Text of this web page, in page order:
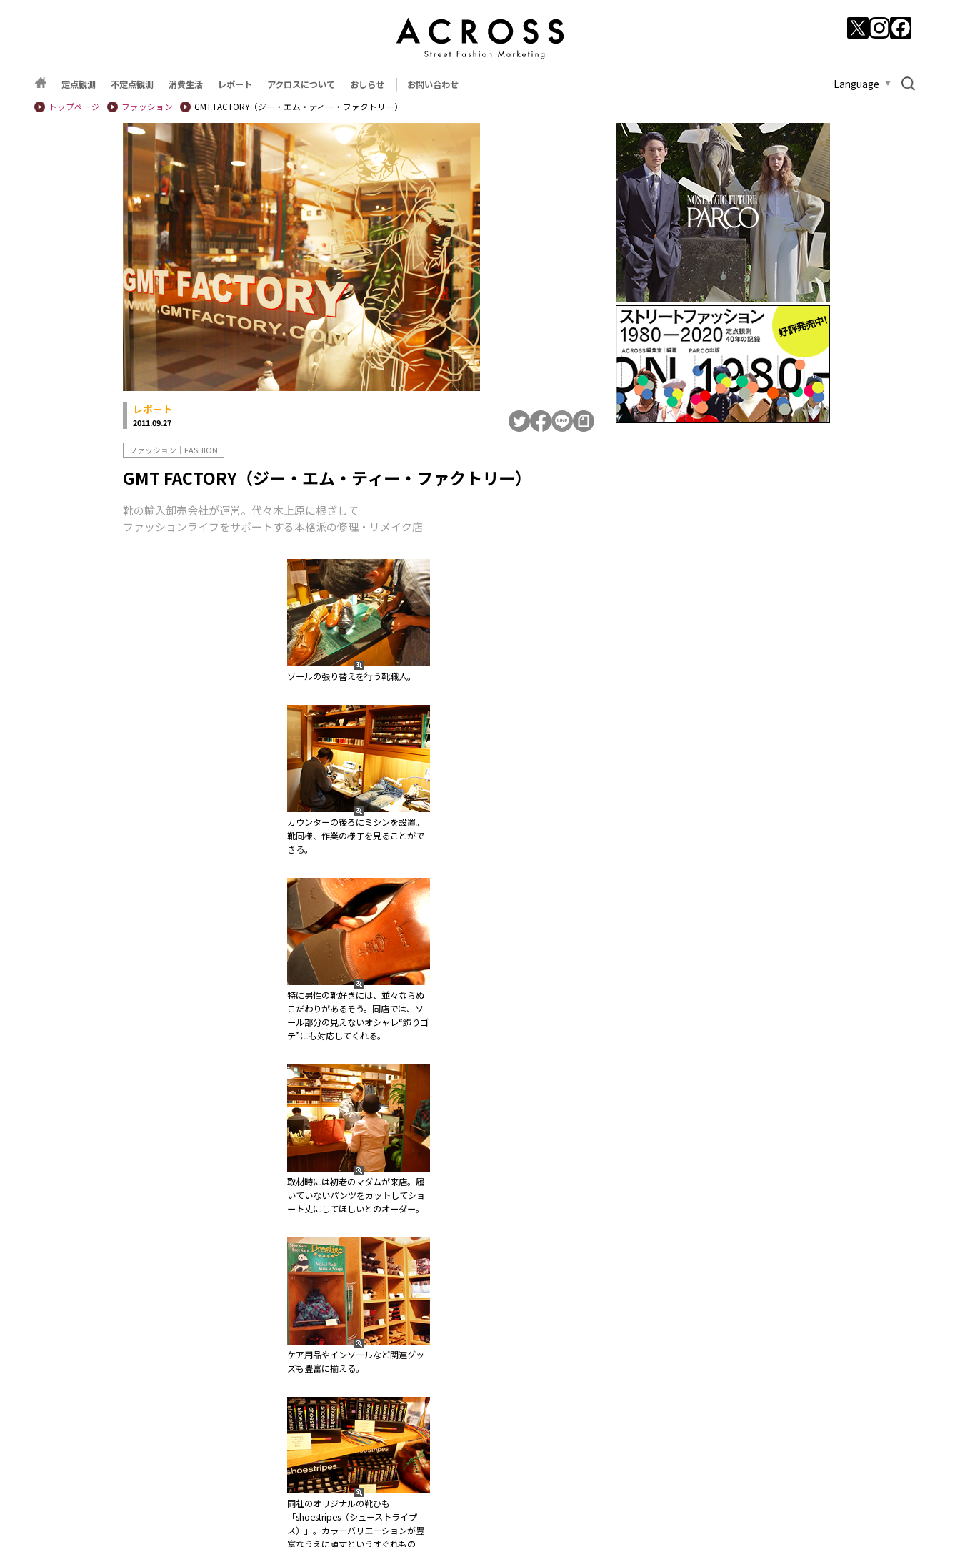
定点観測 不定点観測 消費生活 レポート アクロスについて おしらせ お問い合わせ Language
トップページ ファッション GMT FACTORY（ジー・エム・ティー・ファクトリー）
レポート
2011.09.27
ファッション｜FASHION
GMT FACTORY（ジー・エム・ティー・ファクトリー）
靴の輸入卸売会社が運営。代々木上原に根ざして
ファッションライフをサポートする本格派の修理・リメイク店
ソールの張り替えを行う靴職人。
カウンターの後ろにミシンを設置。
靴同様、作業の様子を見ることがで
きる。
特に男性の靴好きには、並々ならぬ
こだわりがあるそう。同店では、ソ
ール部分の見えないオシャレ“飾りゴ
テ”にも対応してくれる。
取材時には初老のマダムが来店。履
いていないパンツをカットしてショ
ート丈にしてほしいとのオーダー。
ケア用品やインソールなど関連グッ
ズも豊富に揃える。
同社のオリジナルの靴ひも
「shoestripes（シューストライプ
ス）」。カラーバリエーションが豊
富なうえに頑丈というすぐれもの